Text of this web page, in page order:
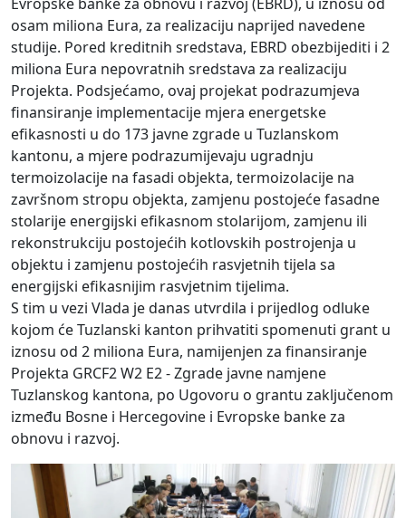
osam miliona Eura, za realizaciju naprijed navedene
studije. Pored kreditnih sredstava, EBRD obezbijediti i 2
miliona Eura nepovratnih sredstava za realizaciju
Projekta. Podsjećamo, ovaj projekat podrazumjeva
finansiranje implementacije mjera energetske
efikasnosti u do 173 javne zgrade u Tuzlanskom
kantonu, a mjere podrazumijevaju ugradnju
termoizolacije na fasadi objekta, termoizolacije na
završnom stropu objekta, zamjenu postojeće fasadne
stolarije energijski efikasnom stolarijom, zamjenu ili
rekonstrukciju postojećih kotlovskih postrojenja u
objektu i zamjenu postojećih rasvjetnih tijela sa
energijski efikasnijim rasvjetnim tijelima.
S tim u vezi Vlada je danas utvrdila i prijedlog odluke
kojom će Tuzlanski kanton prihvatiti spomenuti grant u
iznosu od 2 miliona Eura, namijenjen za finansiranje
Projekta GRCF2 W2 E2 - Zgrade javne namjene
Tuzlanskog kantona, po Ugovoru o grantu zaključenom
između Bosne i Hercegovine i Evropske banke za
obnovu i razvoj.